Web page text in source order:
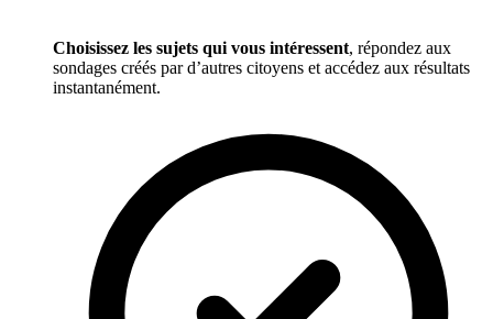
Choisissez les sujets qui vous intéressent, répondez aux
sondages créés par d’autres citoyens et accédez aux résultats
instantanément.